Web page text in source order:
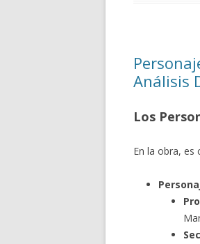
Análisis
Los
En la obra, es